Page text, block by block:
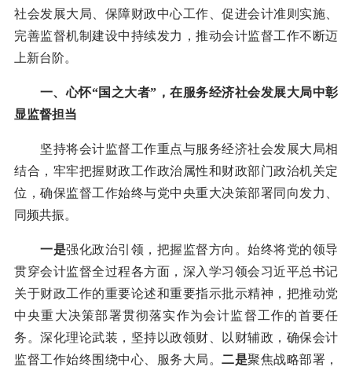
社会发展大局、保障财政中心工作、促进会计准则实施、
完善监督机制建设中持续发力，推动会计监督工作不断迈
上新台阶。
一、心怀“国之大者”，在服务经济社会发展大局中彰
显监督担当
坚持将会计监督工作重点与服务经济社会发展大局相
结合，牢牢把握财政工作政治属性和财政部门政治机关定
位，确保监督工作始终与党中央重大决策部署同向发力、
同频共振。
一是强化政治引领，把握监督方向。始终将党的领导
贯穿会计监督全过程各方面，深入学习领会习近平总书记
关于财政工作的重要论述和重要指示批示精神，把推动党
中央重大决策部署贯彻落实作为会计监督工作的首要任
务。深化理论武装，坚持以政领财、以财辅政，确保会计
监督工作始终围绕中心、服务大局。 二是聚焦战略部署，